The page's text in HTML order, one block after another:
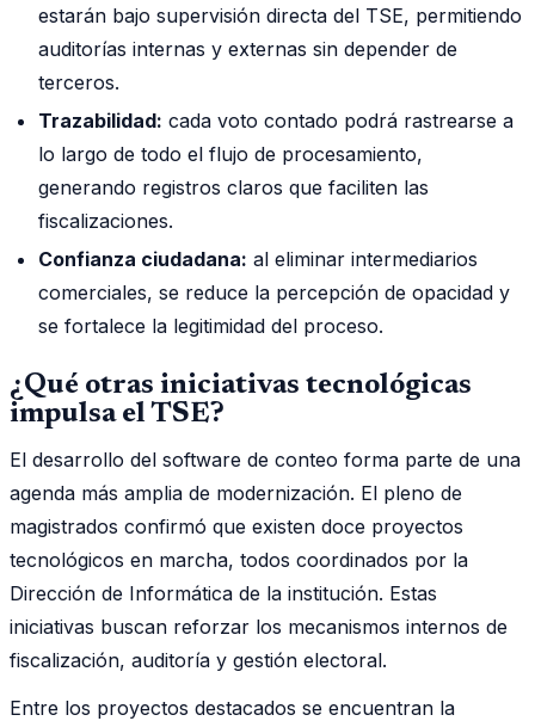
estarán bajo supervisión directa del TSE, permitiendo
auditorías internas y externas sin depender de
terceros.
Trazabilidad: cada voto contado podrá rastrearse a
lo largo de todo el flujo de procesamiento,
generando registros claros que faciliten las
fiscalizaciones.
Confianza ciudadana: al eliminar intermediarios
comerciales, se reduce la percepción de opacidad y
se fortalece la legitimidad del proceso.
¿Qué otras iniciativas tecnológicas
impulsa el TSE?
El desarrollo del software de conteo forma parte de una
agenda más amplia de modernización. El pleno de
magistrados confirmó que existen doce proyectos
tecnológicos en marcha, todos coordinados por la
Dirección de Informática de la institución. Estas
iniciativas buscan reforzar los mecanismos internos de
fiscalización, auditoría y gestión electoral.
Entre los proyectos destacados se encuentran la